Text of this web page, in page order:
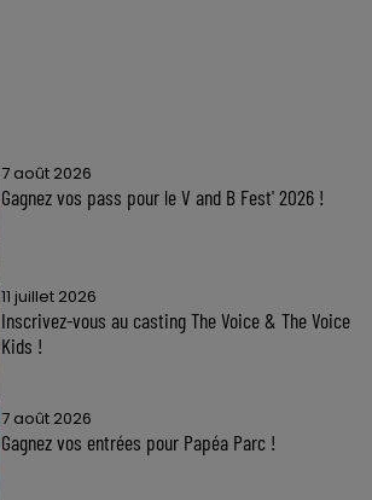
7 août 2026
Gagnez vos pass pour le V and B Fest' 2026 !
11 juillet 2026
Inscrivez-vous au casting The Voice & The Voice
Kids !
7 août 2026
Gagnez vos entrées pour Papéa Parc !